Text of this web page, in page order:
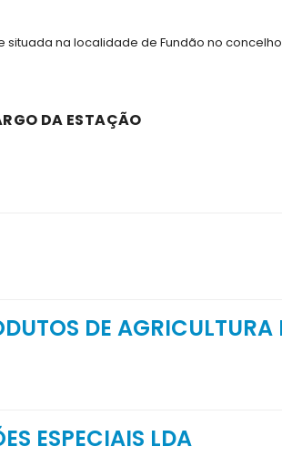
situada na localidade de Fundão no
DA ESTAÇÃO
DE AGRICULTURA
ESPECIAIS LDA